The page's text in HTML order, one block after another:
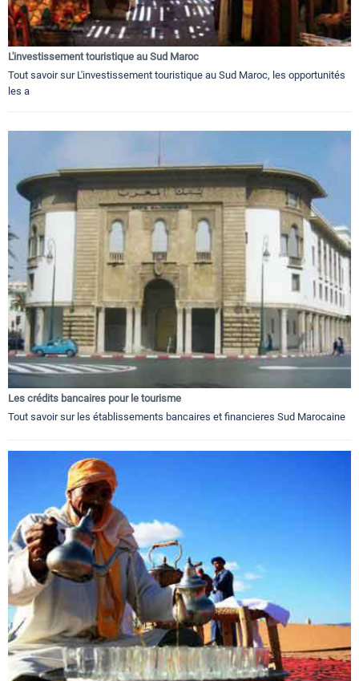
L'investissement touristique au Sud Maroc
Tout savoir sur L'investissement touristique au Sud Maroc, les opportunités
les a
Les crédits bancaires pour le tourisme
Tout savoir sur les établissements bancaires et financieres Sud Marocaine